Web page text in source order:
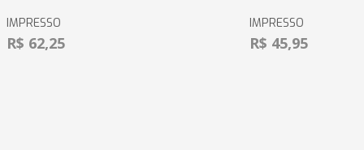
IMPRESSO
R$ 62,25
IMPRESSO
R$ 45,95